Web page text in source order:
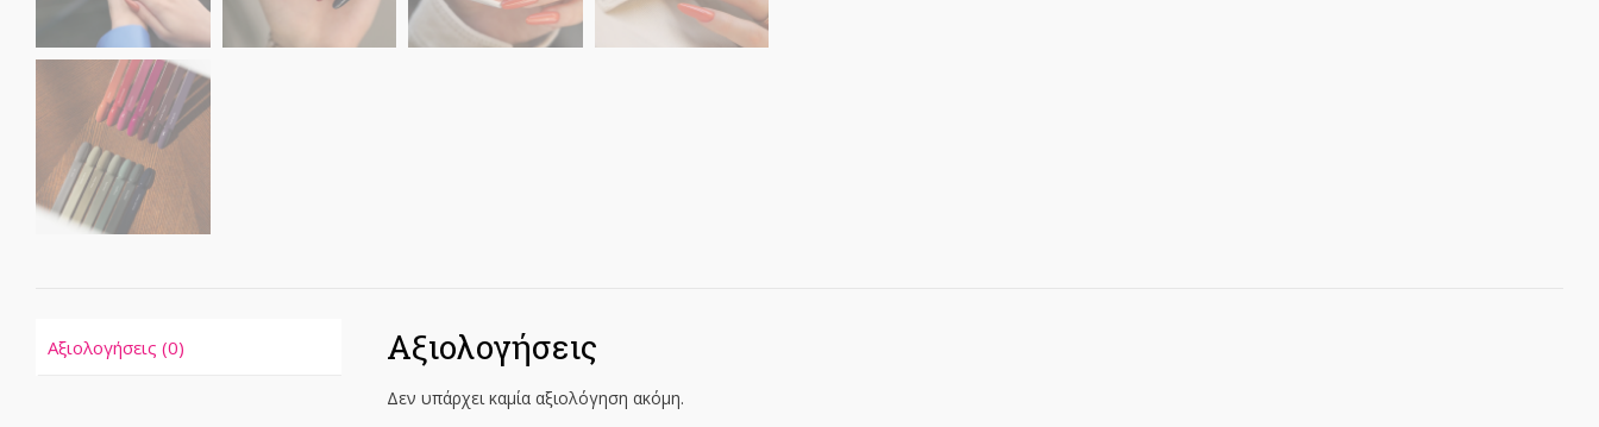
Αξιολογήσεις (0) Αξιολογήσεις
Δεν υπάρχει καμία αξιολόγηση ακόμη.